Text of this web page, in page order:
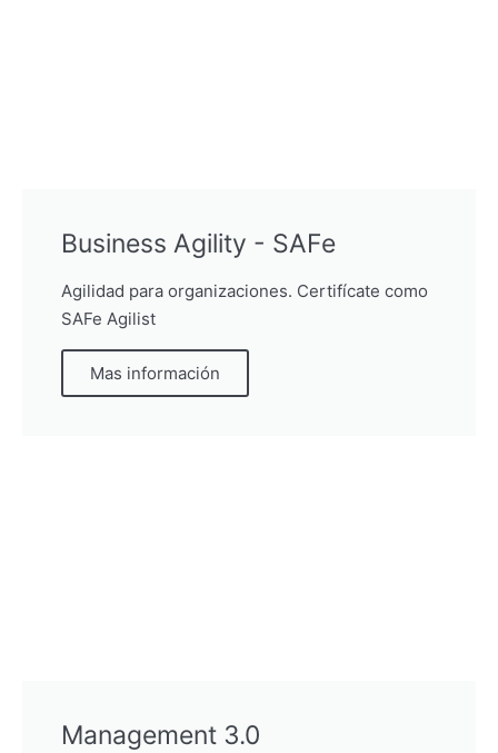
Business Agility - SAFe
Agilidad para organizaciones. Certifícate como
SAFe Agilist
Mas información
Management 3.0